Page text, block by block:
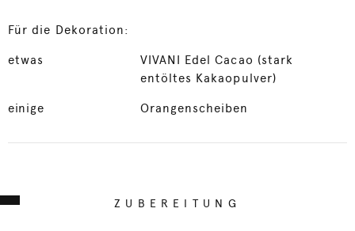
Für die Dekoration:
etwas
VIVANI Edel Cacao (stark
entöltes Kakaopulver)
einige Orangenscheiben
ZUBEREITUNG